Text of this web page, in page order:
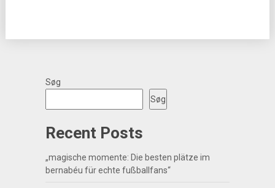
Søg
Søg
Recent Posts
„magische momente: Die besten plätze im
bernabéu für echte fußballfans“